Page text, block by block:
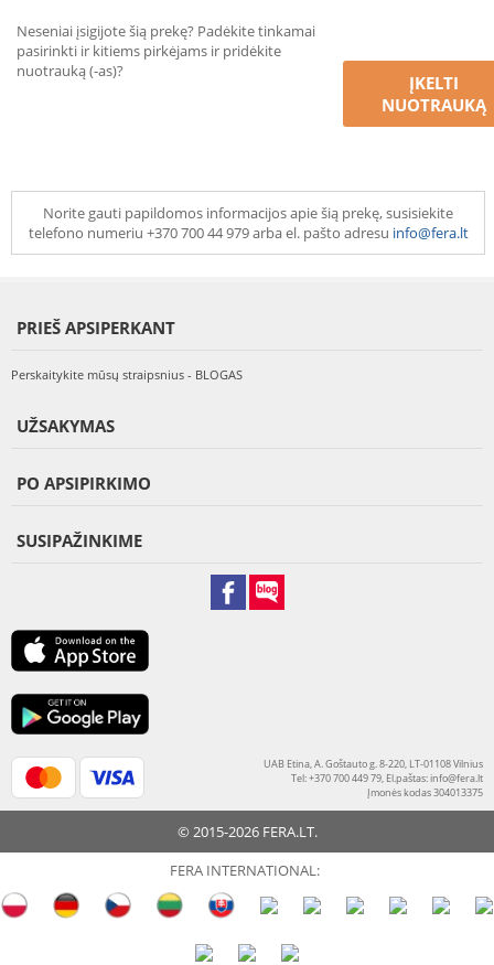
Neseniai įsigijote šią prekę? Padėkite tinkamai
pasirinkti ir kitiems pirkėjams ir pridėkite
nuotrauką (-as)?
ĮKELTI
NUOTRAUKĄ
Norite gauti papildomos informacijos apie šią prekę, susisiekite
telefono numeriu +370 700 44 979 arba el. pašto adresu info@fera.lt
PRIEŠ APSIPERKANT
Perskaitykite mūsų straipsnius - BLOGAS
UŽSAKYMAS
PO APSIPIRKIMO
SUSIPAŽINKIME
UAB Etina, A. Goštauto g. 8-220, LT-01108 Vilnius
Tel: +370 700 449 79, El.paštas:info@fera.lt
Įmonės kodas 304013375
© 2015-2026 FERA.LT.
FERA INTERNATIONAL: